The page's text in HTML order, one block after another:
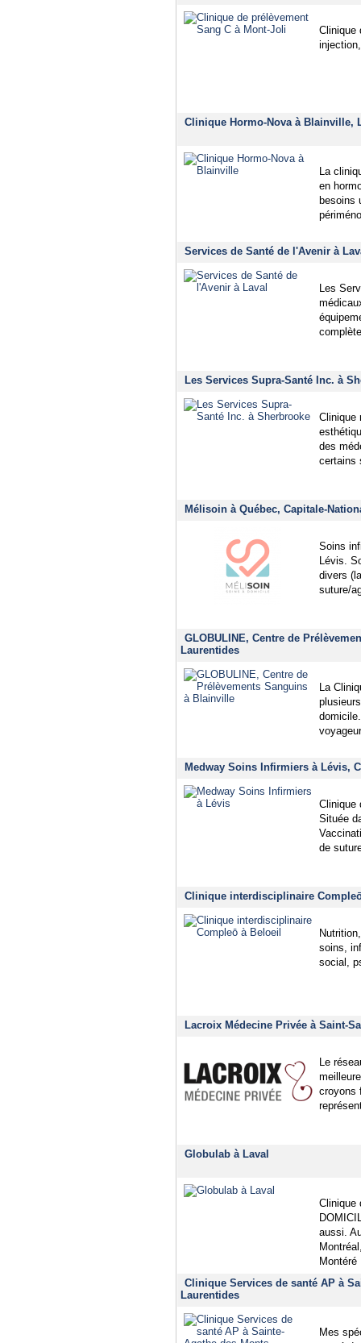
Clinique
Clinique Hormo-Nova à Blainville,
La
en
besoins
Services de Santé de l'Avenir à
Les
Les Services Supra-Santé Inc. à
Clinique
des
certains
Mélisoin à Québec, Capitale-
Soins
Lévis.
divers
suture/
GLOBULINE, Centre de
Laurentides
La
Medway Soins Infirmiers à Lévis,
Clinique
Située
de
Clinique interdisciplinaire
soins,
social,
Lacroix Médecine Privée à Saint-
Le
croyons
Globulab à Laval
Clinique
aussi.
Montéré
Clinique Services de santé AP à
Laurentides
Mes